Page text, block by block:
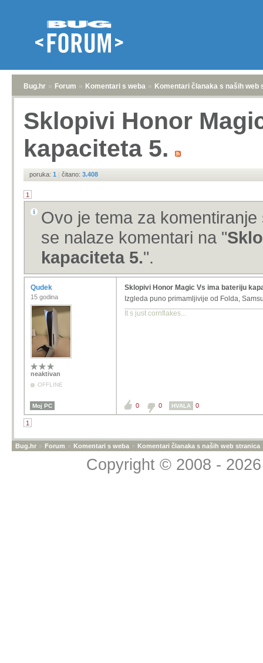
Bug.hr » Forum » Komentari s weba » Komentari članaka s naših web
Sklopivi Honor
kapaciteta 5.
poruka: 1 | čitano: 3.408
1
Ovo je tema za
se nalaze komentari na "
kapaciteta 5.".
Qudek
15 godina
neaktivan
OFFLINE
Sklopivi Honor Magic Vs ima bateriju
Izgleda puno primamljivije od Folda,
It s just cornflakes...
Moj PC 0 0 HVALA 0
1
Bug.hr » Forum » Komentari s weba » Komentari članaka s naših web stranica
Copyright © 2008 -